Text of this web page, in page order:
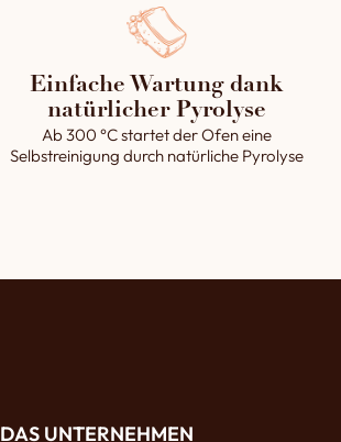
Einfache Wartung dank
natürlicher Pyrolyse
Ab 300 °C startet der Ofen eine
Selbstreinigung durch natürliche Pyrolyse
DAS UNTERNEHMEN